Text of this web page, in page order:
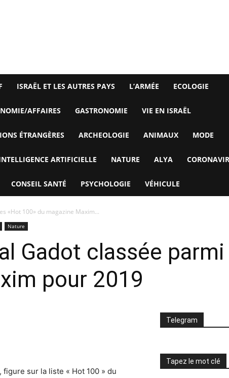
ISRAËL ET LES AUTRES PAYS L’ARMÉE ECOLOGIE
AFFAIRES GASTRONOMIE VIE EN ISRAËL
ÉTRANGÈRES ARCHEOLOGIE ANIMAUX MODE
ARTIFICIELLE NATURE ALYA
CONSEIL SANTÉ PSYCHOLOGIE VÉHICULE
«Hot 100» du magazine Maxim...
Nature
Gadot classée
pour 2019
figure sur la liste « Hot 100 » du
Telegram
Tapez le mot clé